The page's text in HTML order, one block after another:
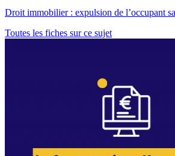
Droit immobilier : expulsion de l’occupant
Toutes les fiches sur ce sujet